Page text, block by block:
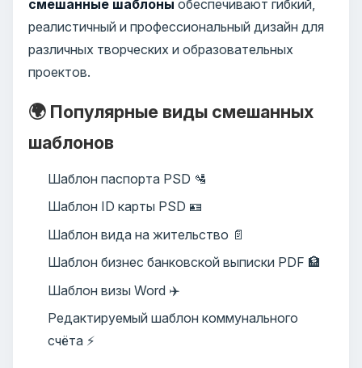
смешанные шаблоны обеспечивают гибкий,
реалистичный и профессиональный дизайн для
различных творческих и образовательных
проектов.
🌍 Популярные виды смешанных
шаблонов
Шаблон паспорта PSD 🛂
Шаблон ID карты PSD 🪪
Шаблон вида на жительство 📄
Шаблон бизнес банковской выписки PDF 🏦
Шаблон визы Word ✈️
Редактируемый шаблон коммунального
счёта ⚡